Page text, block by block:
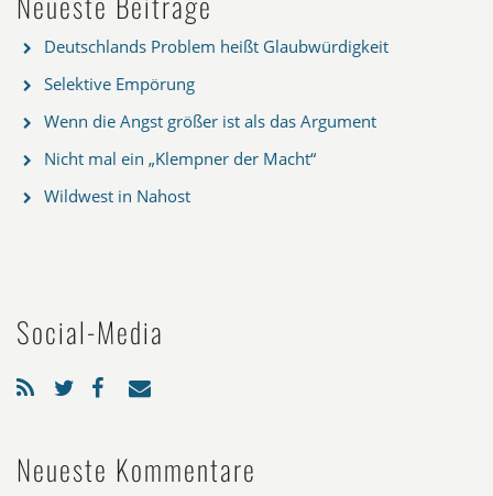
Deutschlands Problem heißt Glaubwürdigkeit
Selektive Empörung
Wenn die Angst größer ist als das Argument
Nicht mal ein „Klempner der Macht“
Wildwest in Nahost
Social-Media
Neueste Kommentare